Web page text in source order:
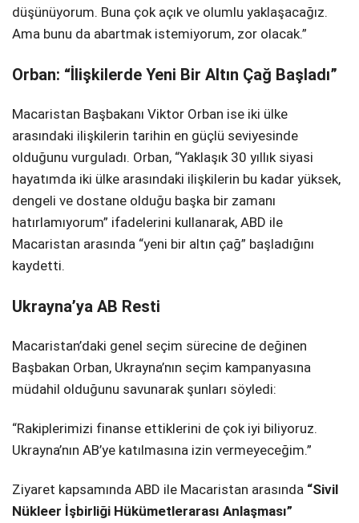
düşünüyorum. Buna çok açık ve olumlu yaklaşacağız.
Ama bunu da abartmak istemiyorum, zor olacak.”
Orban: “İlişkilerde Yeni Bir Altın Çağ Başladı”
Macaristan Başbakanı Viktor Orban ise iki ülke
arasındaki ilişkilerin tarihin en güçlü seviyesinde
olduğunu vurguladı. Orban, “Yaklaşık 30 yıllık siyasi
hayatımda iki ülke arasındaki ilişkilerin bu kadar yüksek,
dengeli ve dostane olduğu başka bir zamanı
hatırlamıyorum” ifadelerini kullanarak, ABD ile
Macaristan arasında “yeni bir altın çağ” başladığını
kaydetti.
Ukrayna’ya AB Resti
Macaristan’daki genel seçim sürecine de değinen
Başbakan Orban, Ukrayna’nın seçim kampanyasına
müdahil olduğunu savunarak şunları söyledi:
“Rakiplerimizi finanse ettiklerini de çok iyi biliyoruz.
Ukrayna’nın AB’ye katılmasına izin vermeyeceğim.”
Ziyaret kapsamında ABD ile Macaristan arasında “Sivil
Nükleer İşbirliği Hükümetlerarası Anlaşması”